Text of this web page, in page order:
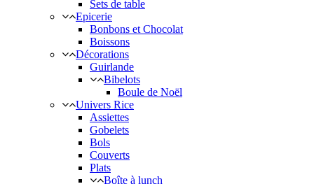
Sets de table
Epicerie
Bonbons et Chocolat
Boissons
Décorations
Guirlande
Bibelots
Boule de Noël
Univers Rice
Assiettes
Gobelets
Bols
Couverts
Plats
Boîte à lunch